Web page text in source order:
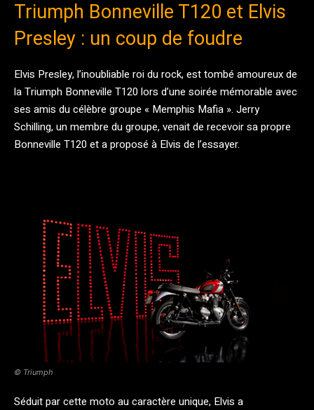
Triumph Bonneville T120 et Elvis
Presley : un coup de foudre
Elvis Presley, l’inoubliable roi du rock, est tombé amoureux de
la Triumph Bonneville T120 lors d’une soirée mémorable avec
ses amis du célèbre groupe « Memphis Mafia ». Jerry
Schilling, un membre du groupe, venait de recevoir sa propre
Bonneville T120 et a proposé à Elvis de l’essayer.
© Triumph
Séduit par cette moto au caractère unique, Elvis a